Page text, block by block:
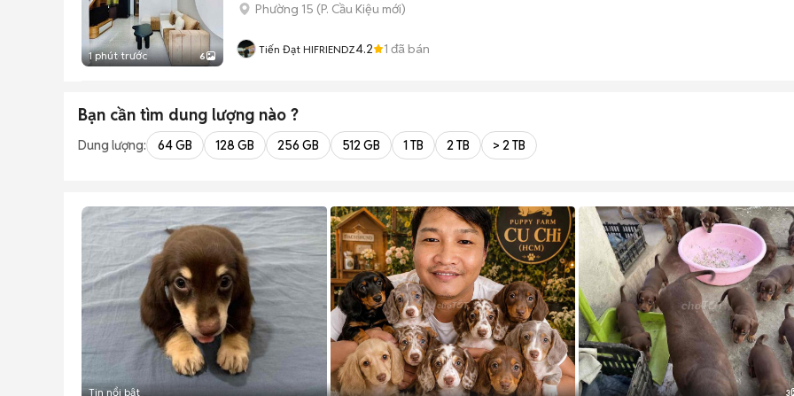
1 phút trước 6
Phường 15 (P. Cầu Kiệu mới)
Tiến Đạt HIFRIENDZ4.2 1 đã bán
Bạn cần tìm dung lượng nào ?
Dung lượng: 64 GB 128 GB 256 GB 512 GB 1 TB 2 TB > 2 TB
Tin nổi bật 3